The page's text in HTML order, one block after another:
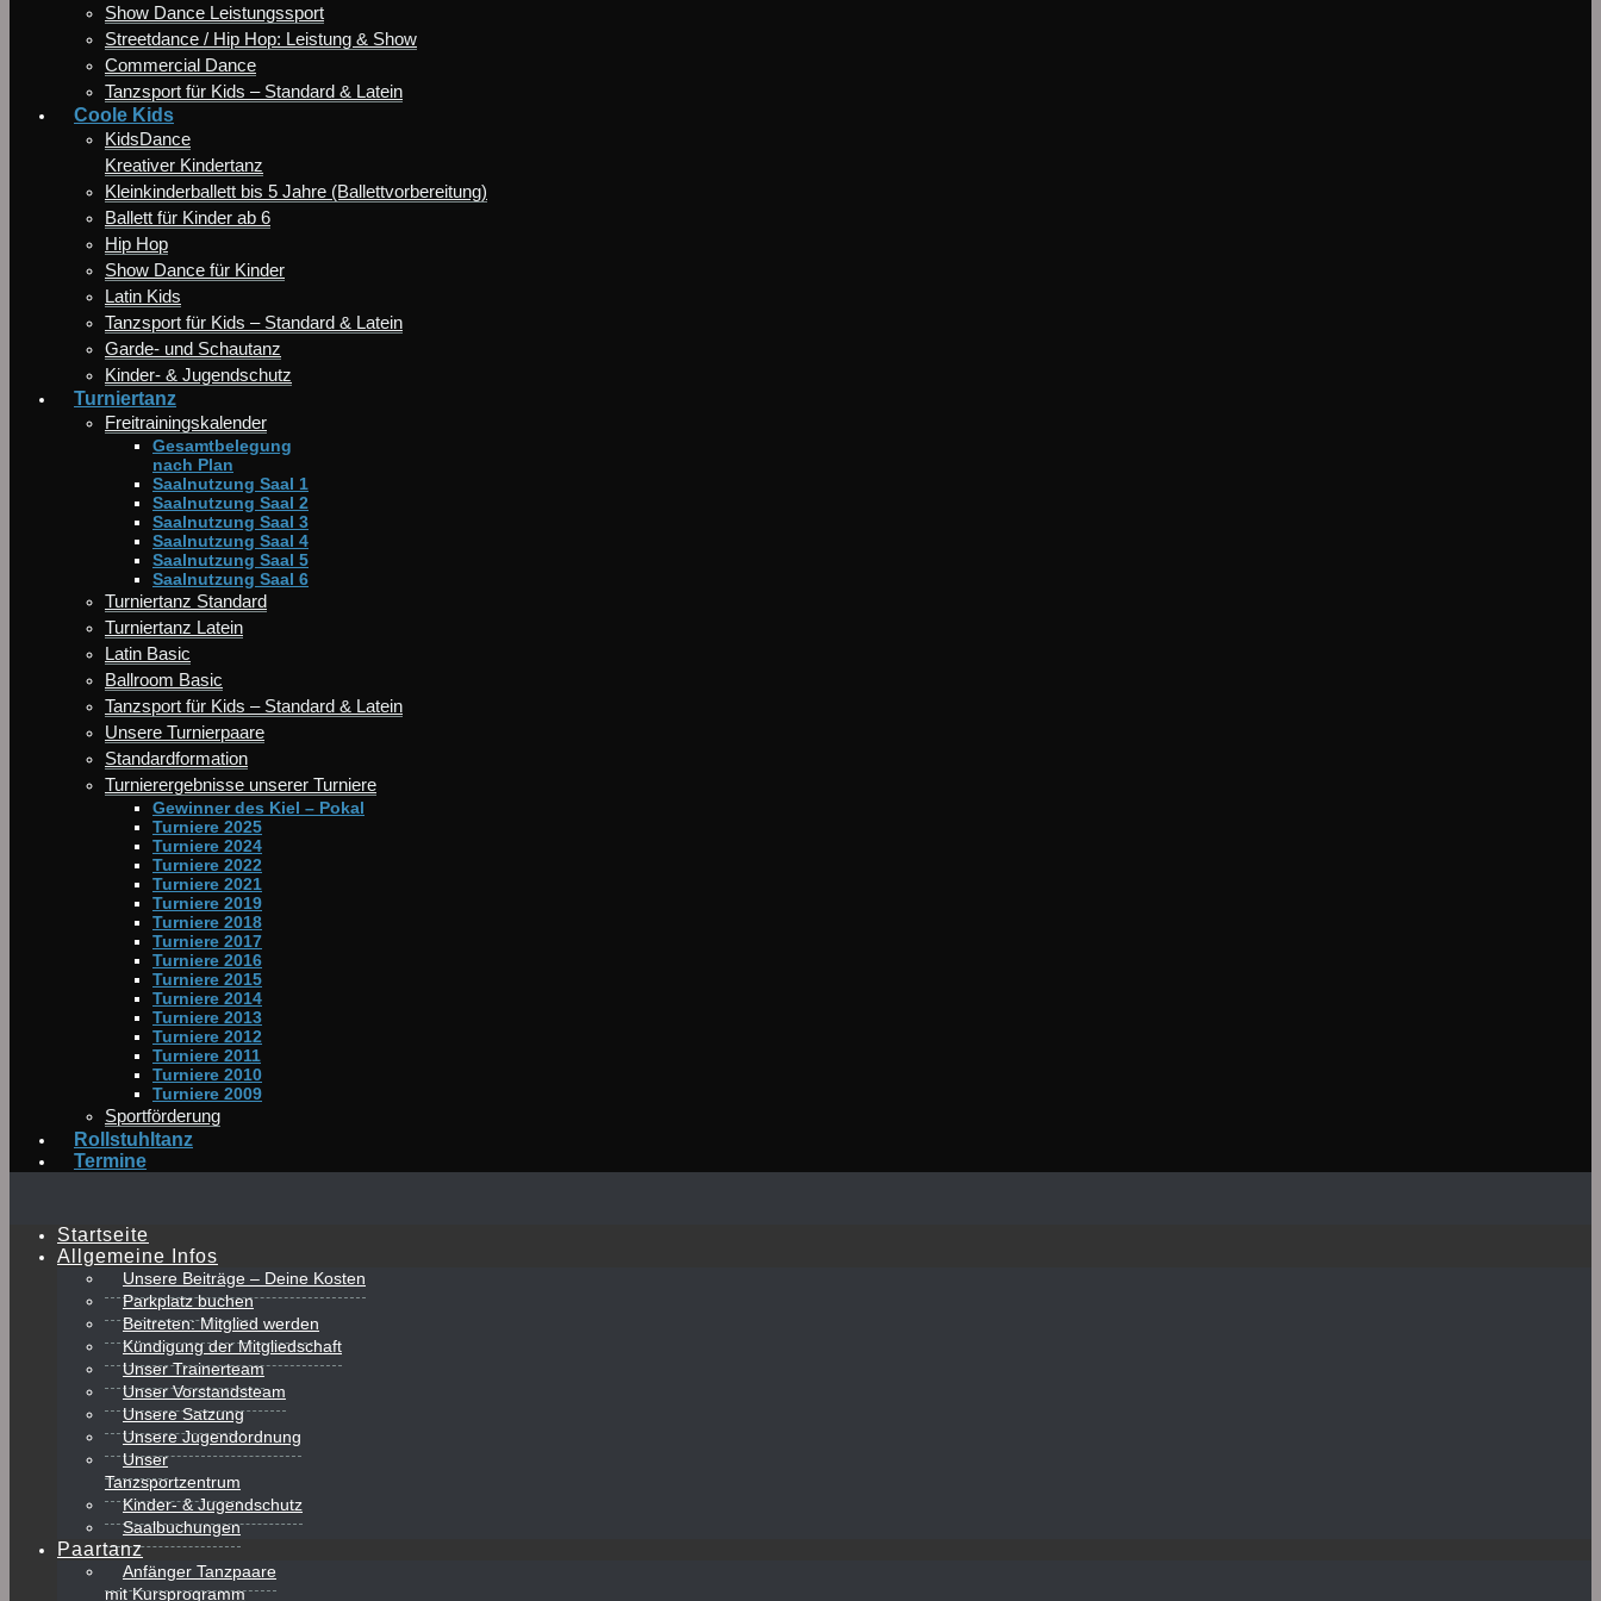
Show Dance Leistungssport
Streetdance / Hip Hop: Leistung & Show
Commercial Dance
Tanzsport für Kids – Standard & Latein
Coole Kids
KidsDance
Kreativer Kindertanz
Kleinkinderballett bis 5 Jahre (Ballettvorbereitung)
Ballett für Kinder ab 6
Hip Hop
Show Dance für Kinder
Latin Kids
Tanzsport für Kids – Standard & Latein
Garde- und Schautanz
Kinder- & Jugendschutz
Turniertanz
Freitrainingskalender
Gesamtbelegung
nach Plan
Saalnutzung Saal 1
Saalnutzung Saal 2
Saalnutzung Saal 3
Saalnutzung Saal 4
Saalnutzung Saal 5
Saalnutzung Saal 6
Turniertanz Standard
Turniertanz Latein
Latin Basic
Ballroom Basic
Tanzsport für Kids – Standard & Latein
Unsere Turnierpaare
Standardformation
Turnierergebnisse unserer Turniere
Gewinner des Kiel – Pokal
Turniere 2025
Turniere 2024
Turniere 2022
Turniere 2021
Turniere 2019
Turniere 2018
Turniere 2017
Turniere 2016
Turniere 2015
Turniere 2014
Turniere 2013
Turniere 2012
Turniere 2011
Turniere 2010
Turniere 2009
Sportförderung
Rollstuhltanz
Termine
Startseite
Allgemeine Infos
Unsere Beiträge – Deine Kosten
Parkplatz buchen
Beitreten: Mitglied werden
Kündigung der Mitgliedschaft
Unser Trainerteam
Unser Vorstandsteam
Unsere Satzung
Unsere Jugendordnung
Unser
Tanzsportzentrum
Kinder- & Jugendschutz
Saalbuchungen
Paartanz
Anfänger Tanzpaare
mit Kursprogramm